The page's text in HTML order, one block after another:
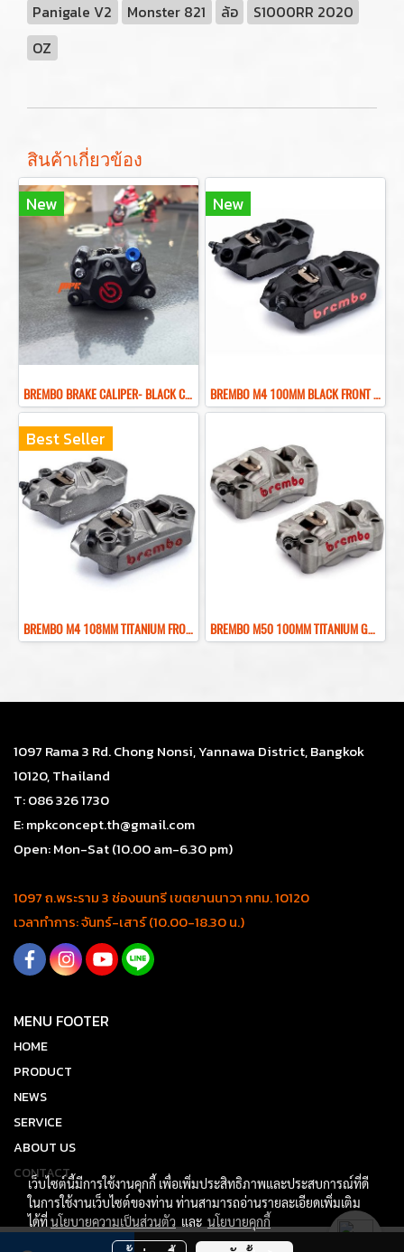
Panigale V2
Monster 821 ล้อ
S1000RR 2020
OZ
สินค้าเกี่ยวข้อง
New
ฺBREMBO BRAKE CALIPER- BLACK COLOR REAR BRAKE RED LOGO
New
BREMBO M4 100MM BLACK FRONT BRAKE CALIPER ปั๊มเบรคเบรมโบ้สีดำ 100MM
Best Seller
BREMBO M4 108MM TITANIUM FRONT BRAKE CALIPER ปั๊มเบรคเบรมโบ้สีไทเทเนียม 108MM BREMBO M50 100MM TITANIUM GRAY FRONT BRAKE CALIPER ปั๊มเบรคเบรมโบ้สีเทา 100MM
1097 Rama 3 Rd. Chong Nonsi, Yannawa District, Bangkok
10120, Thailand
T: 086 326 1730
E: mpkconcept.th@gmail.com
Open: Mon-Sat (10.00 am-6.30 pm)
1097 ถ.พระราม 3 ช่องนนทรี เขตยานนาวา กทม. 10120
เวลาทำการ: จันทร์-เสาร์ (10.00-18.30 น.)
MENU FOOTER
HOME
PRODUCT
NEWS
SERVICE
ABOUT US
CONTACT
เว็บไซต์นี้มีการใช้งานคุกกี้ เพื่อเพิ่มประสิทธิภาพและประสบการณ์ที่ดี
ในการใช้งานเว็บไซต์ของท่าน ท่านสามารถอ่านรายละเอียดเพิ่มเติม
ได้ที่นโยบายความเป็นส่วนตัว และ นโยบายคุกกี้